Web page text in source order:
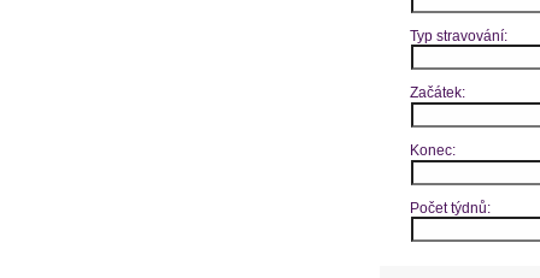
Typ stravování:
Začátek:
Konec:
Počet týdnů: